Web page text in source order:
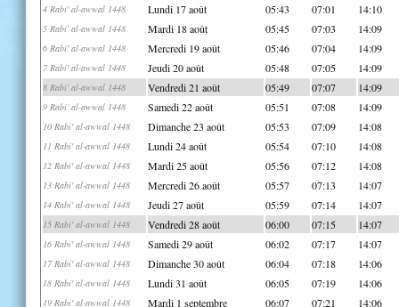
4 Rabi' al-awwal 1448 Lundi 17 août 05:43 07:01 14:10
5 Rabi' al-awwal 1448 Mardi 18 août 05:45 07:03 14:09
6 Rabi' al-awwal 1448 Mercredi 19 août 05:46 07:04 14:09
7 Rabi' al-awwal 1448 Jeudi 20 août 05:48 07:05 14:09
8 Rabi' al-awwal 1448 Vendredi 21 août 05:49 07:07 14:09
9 Rabi' al-awwal 1448 Samedi 22 août 05:51 07:08 14:09
10 Rabi' al-awwal 1448 Dimanche 23 août 05:53 07:09 14:08
11 Rabi' al-awwal 1448 Lundi 24 août 05:54 07:10 14:08
12 Rabi' al-awwal 1448 Mardi 25 août 05:56 07:12 14:08
13 Rabi' al-awwal 1448 Mercredi 26 août 05:57 07:13 14:07
14 Rabi' al-awwal 1448 Jeudi 27 août 05:59 07:14 14:07
15 Rabi' al-awwal 1448 Vendredi 28 août 06:00 07:15 14:07
16 Rabi' al-awwal 1448 Samedi 29 août 06:02 07:17 14:07
17 Rabi' al-awwal 1448 Dimanche 30 août 06:04 07:18 14:06
18 Rabi' al-awwal 1448 Lundi 31 août 06:05 07:19 14:06
19 Rabi' al-awwal 1448 Mardi 1 septembre 06:07 07:21 14:06